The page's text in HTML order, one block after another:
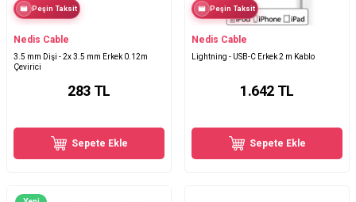
Peşin Taksit
Nedis Cable
3.5 mm Dişi - 2x 3.5 mm Erkek 0.12m
Çevirici
283 TL
Sepete Ekle
Peşin Taksit
Nedis Cable
Lightning - USB-C Erkek 2 m Kablo
1.642 TL
Sepete Ekle